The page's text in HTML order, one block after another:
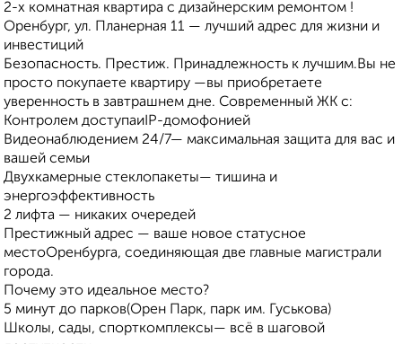
2-х комнатная квартира с дизайнерским ремонтом !
Оренбург, ул. Планерная 11 — лучший адрес для жизни и
инвестиций
Безопасность. Престиж. Принадлежность к лучшим.Вы не
просто покупаете квартиру —вы приобретаете
уверенность в завтрашнем дне. Современный ЖК с:
Контролем доступаиIP-домофонией
Видеонаблюдением 24/7— максимальная защита для вас и
вашей семьи
Двухкамерные стеклопакеты— тишина и
энергоэффективность
2 лифта — никаких очередей
Престижный адрес — ваше новое статусное
местоОренбурга, соединяющая две главные магистрали
города.
Почему это идеальное место?
5 минут до парков(Орен Парк, парк им. Гуськова)
Школы, сады, спорткомплексы— всё в шаговой